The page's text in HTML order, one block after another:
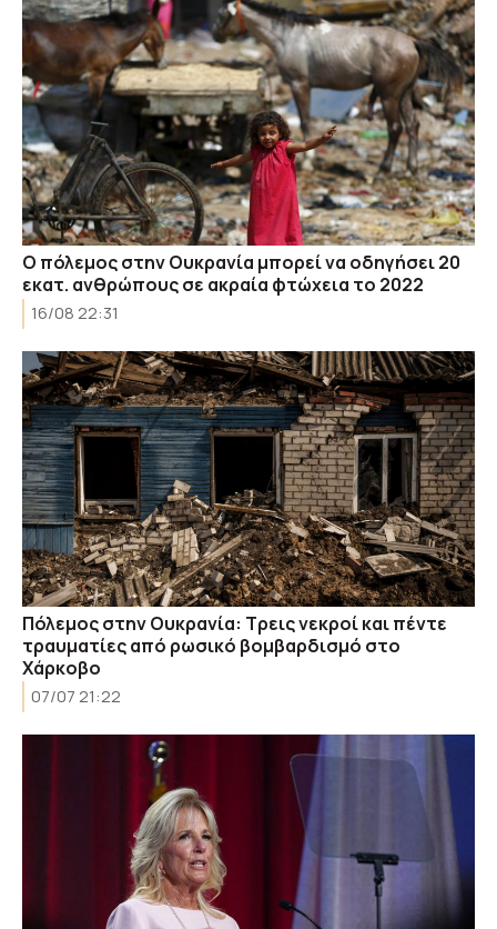
Ο πόλεμος στην Ουκρανία μπορεί να οδηγήσει 20
εκατ. ανθρώπους σε ακραία φτώχεια το 2022
16/08 22:31
Πόλεμος στην Ουκρανία: Τρεις νεκροί και πέντε
τραυματίες από ρωσικό βομβαρδισμό στο
Χάρκοβο
07/07 21:22